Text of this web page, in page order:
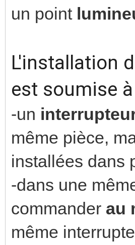
un point
L'installation
est soumise
-un
même pièce,
installées dans
-dans une
commander au
même